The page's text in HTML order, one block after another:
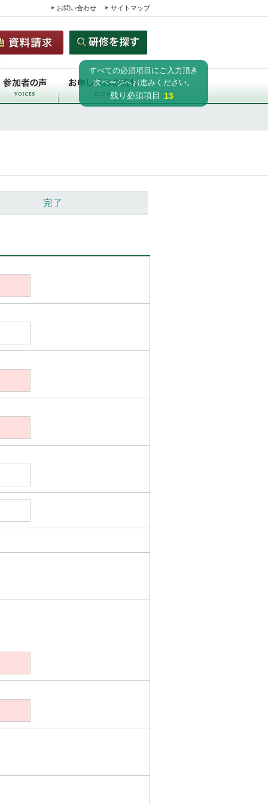
サイトマップ
お問い合わせ
すべての必須項目にご入力頂き
次ページへお進みください。
残り必須項目 13